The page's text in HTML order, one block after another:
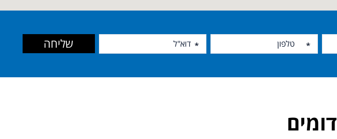
שליחה
דומים